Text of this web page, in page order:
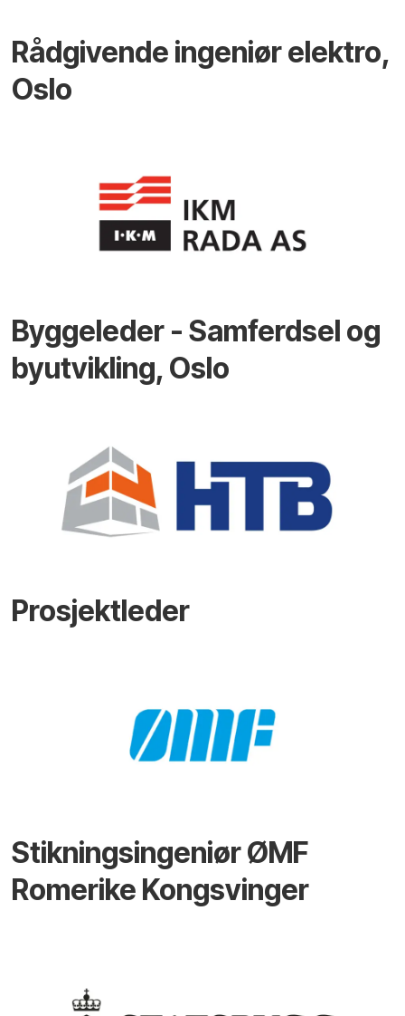
Rådgivende ingeniør elektro,
Oslo
Byggeleder - Samferdsel og
byutvikling, Oslo
Prosjektleder
Stikningsingeniør ØMF
Romerike Kongsvinger